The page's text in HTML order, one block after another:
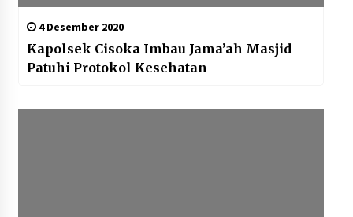
4 Desember 2020
Kapolsek Cisoka Imbau Jama’ah Masjid
Patuhi Protokol Kesehatan